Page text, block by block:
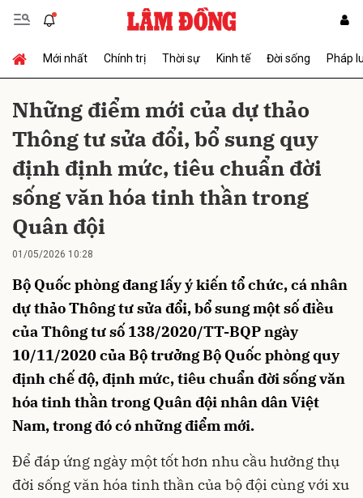
Mới nhất Chính trị Thời sự Kinh tế Đời sống Pháp
Những điểm mới của dự thảo
Thông tư sửa đổi, bổ sung quy
định định mức, tiêu chuẩn đời
sống văn hóa tinh thần trong
Quân đội
01/05/2026 10:28
Bộ Quốc phòng đang lấy ý kiến tổ chức, cá nhân
dự thảo Thông tư sửa đổi, bổ sung một số điều
của Thông tư số 138/2020/TT-BQP ngày
10/11/2020 của Bộ trưởng Bộ Quốc phòng quy
định chế độ, định mức, tiêu chuẩn đời sống văn
hóa tinh thần trong Quân đội nhân dân Việt
Nam, trong đó có những điểm mới.
Để đáp ứng ngày một tốt hơn nhu cầu hưởng thụ
đời sống văn hóa tinh thần của bộ đội cùng với xu
Gửi bình luận